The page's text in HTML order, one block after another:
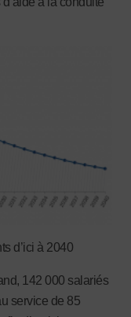
d’ici à 2040
142 000 salariés
service de 85